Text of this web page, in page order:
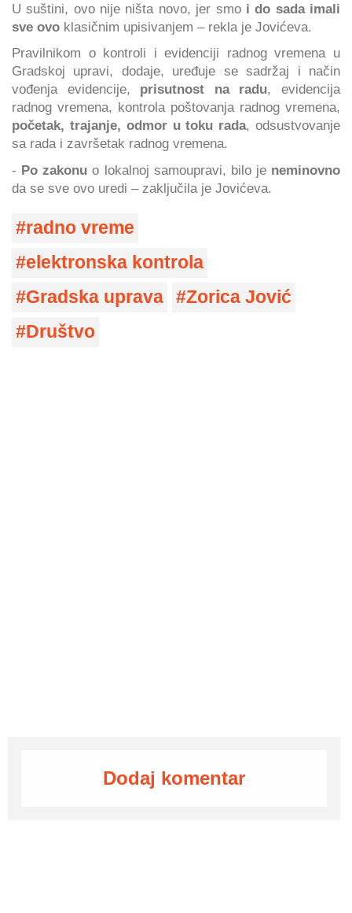
U suštini, ovo nije ništa novo, jer smo i do sada imali
sve ovo klasičnim upisivanjem – rekla je Jovićeva.
Pravilnikom o kontroli i evidenciji radnog vremena u
Gradskoj upravi, dodaje, uređuje se sadržaj i način
vođenja evidencije, prisutnost na radu, evidencija
radnog vremena, kontrola poštovanja radnog vremena,
početak, trajanje, odmor u toku rada, odsustvovanje
sa rada i završetak radnog vremena.
- Po zakonu o lokalnoj samoupravi, bilo je neminovno
da se sve ovo uredi – zaključila je Jovićeva.
radno vreme
elektronska kontrola
Gradska uprava
Zorica Jović
Društvo
Dodaj komentar